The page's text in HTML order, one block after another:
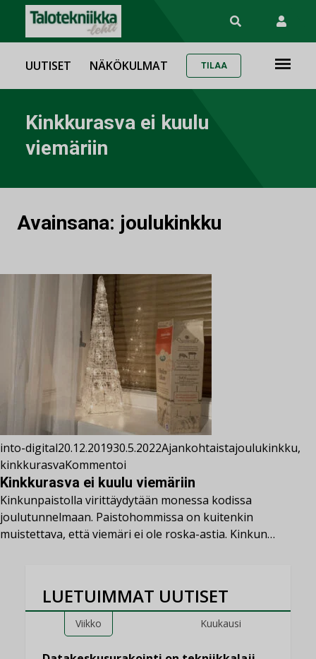
UUTISET NÄKÖKULMAT TILAA
Kinkkurasva ei kuulu
viemäriin
Avainsana: joulukinkku
into-digital20.12.201930.5.2022Ajankohtaistajoulukinkku,
kinkkurasvaKommentoi
Kinkkurasva ei kuulu viemäriin
Kinkunpaistolla virittäydytään monessa kodissa
joulutunnelmaan. Paistohommissa on kuitenkin
muistettava, että viemäri ei ole roska-astia. Kinkun…
LUETUIMMAT UUTISET
Viikko Kuukausi